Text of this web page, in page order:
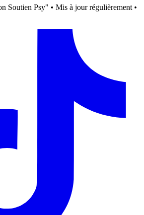
Soutien Psy" • Mis à jour régulièrement •